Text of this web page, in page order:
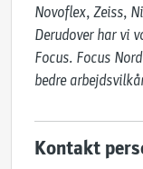
Novoflex, Zeiss,
Derudover har vi
Focus. Focus
bedre
Kontakt